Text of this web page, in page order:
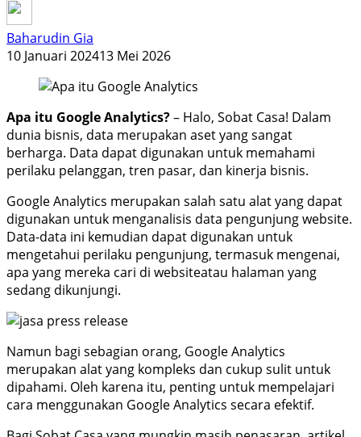
Baharudin Gia
10 Januari 202413 Mei 2026
Apa itu Google Analytics?– Halo, Sobat Casa! Dalam
dunia bisnis, data merupakan aset yang sangat
berharga. Data dapat digunakan untuk memahami
perilaku pelanggan, tren pasar, dan kinerja bisnis.
Google Analytics merupakan salah satu alat yang dapat
digunakan untuk menganalisis data pengunjung website.
Data-data ini kemudian dapat digunakan untuk
mengetahui perilaku pengunjung, termasuk mengenai,
apa yang mereka cari di websiteatau halaman yang
sedang dikunjungi.
Namun bagi sebagian orang, Google Analytics
merupakan alat yang kompleks dan cukup sulit untuk
dipahami. Oleh karena itu, penting untuk mempelajari
cara menggunakan Google Analytics secara efektif.